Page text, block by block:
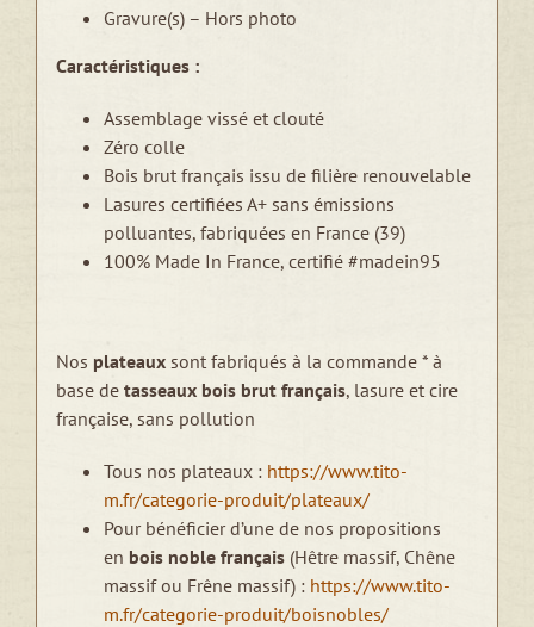
Gravure(s) – Hors photo
Caractéristiques :
Assemblage vissé et clouté
Zéro colle
Bois brut français issu de filière renouvelable
Lasures certifiées A+ sans émissions
polluantes, fabriquées en France (39)
100% Made In France, certifié #madein95
Nos plateauxsont fabriqués à la commande * à
base de tasseaux bois brut français, lasure et cire
française, sans pollution
Tous nos plateaux : https://www.tito-
m.fr/categorie-produit/plateaux/
Pour bénéficier d’une de nos propositions
en bois noble français (Hêtre massif, Chêne
massif ou Frêne massif) : https://www.tito-
m.fr/categorie-produit/boisnobles/